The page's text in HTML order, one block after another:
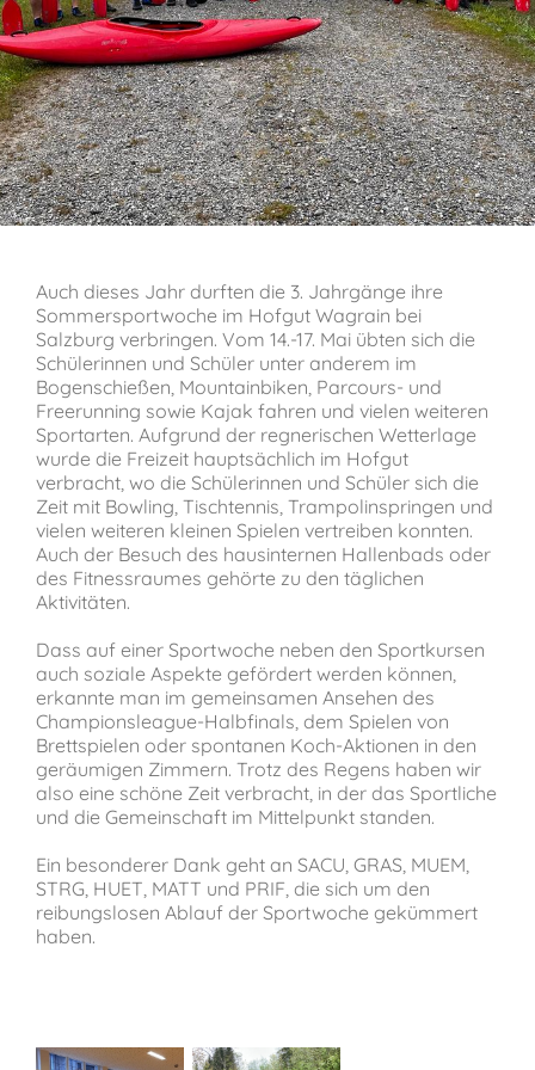
Verein der Freunde
Jobs
Absolventenverband
Auch dieses Jahr durften die 3. Jahrgänge ihre
Sommersportwoche im Hofgut Wagrain bei
Salzburg verbringen. Vom 14.-17. Mai übten sich die
Schülerinnen und Schüler unter anderem im
Bogenschießen, Mountainbiken, Parcours- und
Freerunning sowie Kajak fahren und vielen weiteren
Sportarten. Aufgrund der regnerischen Wetterlage
wurde die Freizeit hauptsächlich im Hofgut
verbracht, wo die Schülerinnen und Schüler sich die
Zeit mit Bowling, Tischtennis, Trampolinspringen und
vielen weiteren kleinen Spielen vertreiben konnten.
Auch der Besuch des hausinternen Hallenbads oder
des Fitnessraumes gehörte zu den täglichen
Aktivitäten.
Dass auf einer Sportwoche neben den Sportkursen
auch soziale Aspekte gefördert werden können,
erkannte man im gemeinsamen Ansehen des
Championsleague-Halbfinals, dem Spielen von
Brettspielen oder spontanen Koch-Aktionen in den
geräumigen Zimmern. Trotz des Regens haben wir
also eine schöne Zeit verbracht, in der das Sportliche
und die Gemeinschaft im Mittelpunkt standen.
Ein besonderer Dank geht an SACU, GRAS, MUEM,
STRG, HUET, MATT und PRIF, die sich um den
reibungslosen Ablauf der Sportwoche gekümmert
haben.